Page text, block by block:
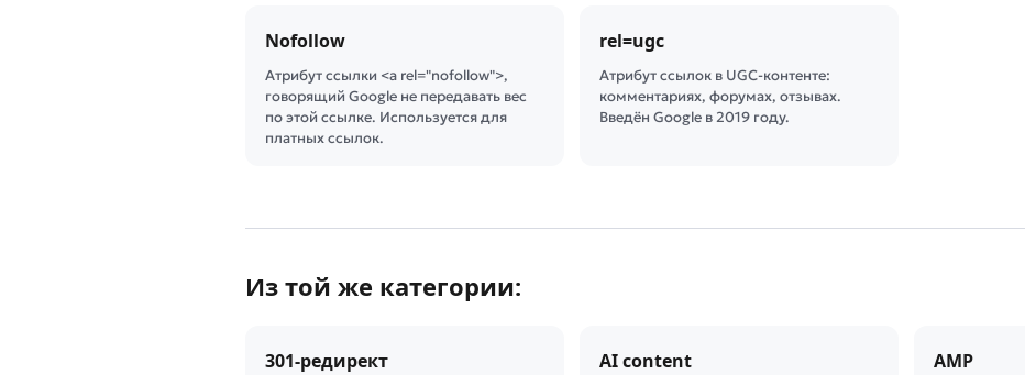
Nofollow
Атрибут ссылки <a rel="nofollow">,
говорящий Google не передавать вес
по этой ссылке. Используется для
платных ссылок.
rel=ugc
Атрибут ссылок в UGC-контенте:
комментариях, форумах, отзывах.
Введён Google в 2019 году.
Из той же категории:
301-редирект AI content AMP